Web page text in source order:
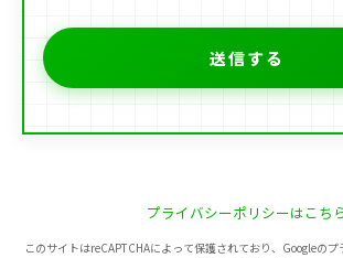
プライバシーポリシーはこち
このサイトはreCAPTCHAによって保護されており、Googleの